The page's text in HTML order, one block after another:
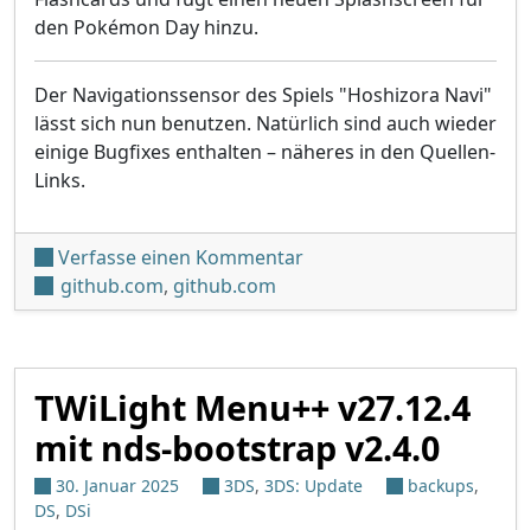
den Pokémon Day hinzu.
Der Navigationssensor des Spiels "Hoshizora Navi"
lässt sich nun benutzen. Natürlich sind auch wieder
einige Bugfixes enthalten – näheres in den Quellen-
Links.
Verfasse einen Kommentarunter '[UPDATE]
github.com, github.com
TWiLight Menu++ v27.12.4
mit nds-bootstrap v2.4.0
30. Januar 2025 3DS, 3DS: Update backups,
DS, DSi